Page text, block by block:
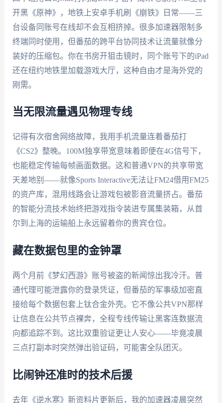
开黑《原神》，地铁上安卓手机刷《崩铁》日常——三
台设备同账号在线却不会互相挤掉。很多加速器限制多
终端同时使用，但番茄的跨平台协同技术让流量就像分
装好的压缩包。你在书房开狙击镜时，同个账号下的iPad
还在纽约地铁里加载游戏大厅，这种自由才是海外党的
刚需。
当无限流量遇见物理专线
记得有次宿舍网络故障，我用手机流量连着番茄打
《CS2》整晚。100M独享带宽意味着即便在4G信号下，
也能稳定传输每帧画面数据。这和普通VPN的共享带宽
天差地别——就像Sports Interactive无法让FM24借用FM25
的资产库，混用线路会让游戏包被影音流量挤占。番茄
的智能分流技术始终把游戏指令装进专属集装箱，从首
尔到上海的运输船上永远留着你的贵宾仓位。
藏在数据包里的金钟罩
两个月前《梦幻西游》账号被盗的新闻惊出我冷汗。普
通代理可能泄露你的登录凭证，但番茄的军事级加密直
接给每个数据包套上钛合金外壳。它不像公共VPN那样
让信息在公共节点裸奔，全程专线传输让黑客连数据流
向都追踪不到。这比双重验证更让人安心——毕竟凌晨
三点打副本时突然弹出验证码，可能害全队团灭。
比闹钟还准时的技术后援
去年《逆水寒》新资料片更新后，我的加速器凌晨突然